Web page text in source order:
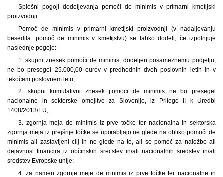
Splošni pogoji dodeljevanja pomoči de minimis v primarni kmetijski
proizvodnji:
Pomoč de minimis v primarni kmetijski proizvodnji (v nadaljevanju
besedila: pomoč de minimis v kmetijstvu) se lahko dodeli, če izpolnjuje
naslednje pogoje:
1. skupni znesek pomoči de minimis, dodeljen posameznemu podjetju,
ne bo presegel 25.000,00 eurov v predhodnih dveh poslovnih letih in v
tekočem poslovnem letu;
2. skupni kumulativni znesek pomoči de minimis ne bo presegel
nacionalne in sektorske omejitve za Slovenijo, iz Priloge II k Uredbi
1408/2013/EU;
3. zgornja meja de minimis iz prve točke ter nacionalna in sektorska
zgornja meja iz prejšnje točke se uporabljajo ne glede na obliko pomoči de
minimis ali zastavljeni cilj in ne glede na to, ali se pomoč za naložbo ali
dejavnost financira iz občinskih sredstev in/ali nacionalnih sredstev in/ali
sredstev Evropske unije;
4. za namen zgornje meje de minimis iz prve točke ter nacionalne in